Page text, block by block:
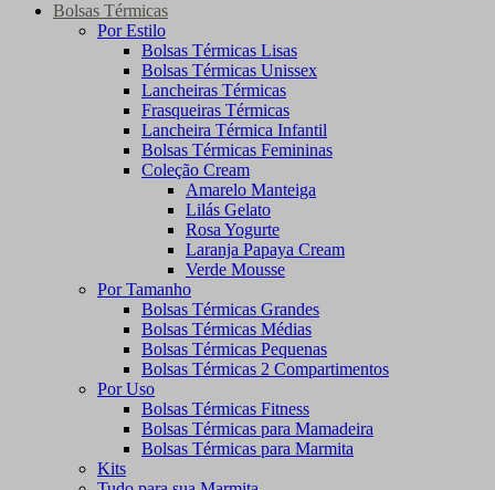
Bolsas Térmicas
Por Estilo
Bolsas Térmicas Lisas
Bolsas Térmicas Unissex
Lancheiras Térmicas
Frasqueiras Térmicas
Lancheira Térmica Infantil
Bolsas Térmicas Femininas
Coleção Cream
Amarelo Manteiga
Lilás Gelato
Rosa Yogurte
Laranja Papaya Cream
Verde Mousse
Por Tamanho
Bolsas Térmicas Grandes
Bolsas Térmicas Médias
Bolsas Térmicas Pequenas
Bolsas Térmicas 2 Compartimentos
Por Uso
Bolsas Térmicas Fitness
Bolsas Térmicas para Mamadeira
Bolsas Térmicas para Marmita
Kits